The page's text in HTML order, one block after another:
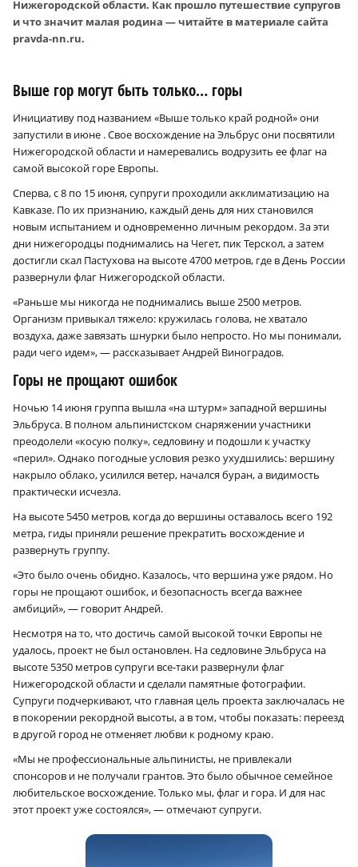
Нижегородской области. Как прошло путешествие супругов
и что значит малая родина — читайте в материале сайта
pravda-nn.ru.
Выше гор могут быть только… горы
Инициативу под названием «Выше только край родной» они
запустили в июне . Свое восхождение на Эльбрус они посвятили
Нижегородской области и намеревались водрузить ее флаг на
самой высокой горе Европы.
Сперва, с 8 по 15 июня, супруги проходили акклиматизацию на
Кавказе. По их признанию, каждый день для них становился
новым испытанием и одновременно личным рекордом. За эти
дни нижегородцы поднимались на Чегет, пик Терскол, а затем
достигли скал Пастухова на высоте 4700 метров, где в День России
развернули флаг Нижегородской области.
«Раньше мы никогда не поднимались выше 2500 метров.
Организм привыкал тяжело: кружилась голова, не хватало
воздуха, даже завязать шнурки было непросто. Но мы понимали,
ради чего идем», — рассказывает Андрей Виноградов.
Горы не прощают ошибок
Ночью 14 июня группа вышла «на штурм» западной вершины
Эльбруса. В полном альпинистском снаряжении участники
преодолели «косую полку», седловину и подошли к участку
«перил». Однако погодные условия резко ухудшились: вершину
накрыло облако, усилился ветер, начался буран, а видимость
практически исчезла.
На высоте 5450 метров, когда до вершины оставалось всего 192
метра, гиды приняли решение прекратить восхождение и
развернуть группу.
«Это было очень обидно. Казалось, что вершина уже рядом. Но
горы не прощают ошибок, и безопасность всегда важнее
амбиций», — говорит Андрей.
Несмотря на то, что достичь самой высокой точки Европы не
удалось, проект не был остановлен. На седловине Эльбруса на
высоте 5350 метров супруги все-таки развернули флаг
Нижегородской области и сделали памятные фотографии.
Супруги подчеркивают, что главная цель проекта заключалась не
в покорении рекордной высоты, а в том, чтобы показать: переезд
в другой город не отменяет любви к родному краю.
«Мы не профессиональные альпинисты, не привлекали
спонсоров и не получали грантов. Это было обычное семейное
любительское восхождение. Только мы, флаг и гора. И для нас
этот проект уже состоялся», — отмечают супруги.